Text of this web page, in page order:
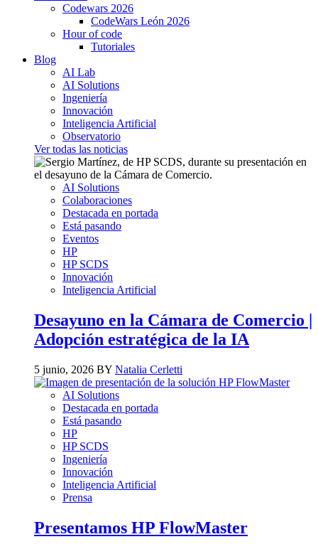
Codewars 2026
CodeWars León 2026
Hour of code
Tutoriales
Blog
AI Lab
AI Solutions
Ingeniería
Innovación
Inteligencia Artificial
Observatorio
Ver todas las noticias
AI Solutions
Colaboraciones
Destacada en portada
Está pasando
Eventos
HP
HP SCDS
Innovación
Inteligencia Artificial
Desayuno en la Cámara de Comercio |
Adopción estratégica de la IA
5 junio, 2026 BY Natalia Cerletti
AI Solutions
Destacada en portada
Está pasando
HP
HP SCDS
Ingeniería
Innovación
Inteligencia Artificial
Prensa
Presentamos HP FlowMaster